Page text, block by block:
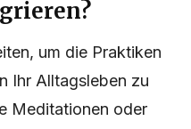
um die Praktiken
Ihr Alltagsleben zu
Meditationen oder